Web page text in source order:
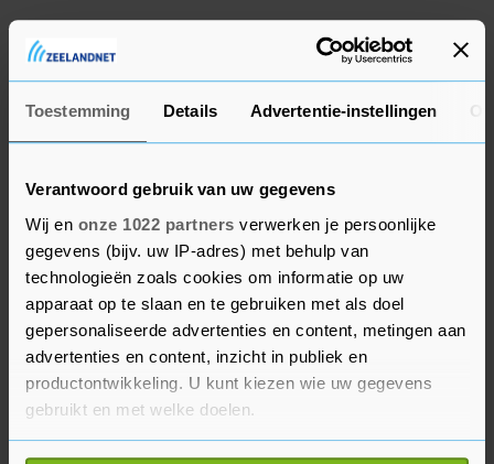
Toestemming Details Advertentie-instellingen
Verantwoord gebruik van uw gegevens
Wij en onze 1022 partners verwerken je persoonlijke
gegevens (bijv. uw IP-adres) met behulp van
technologieën zoals cookies om informatie op uw
apparaat op te slaan en te gebruiken met als doel
gepersonaliseerde advertenties en content, metingen aan
advertenties en content, inzicht in publiek en
productontwikkeling. U kunt kiezen wie uw gegevens
gebruikt en met welke doelen.
Na Jakarta volgen nog wedstrijden om de Nations
Cup in Caïro en het Canadese Milton, waarbij ook
punten te behalen zijn voor de olympische
kwalificatie.